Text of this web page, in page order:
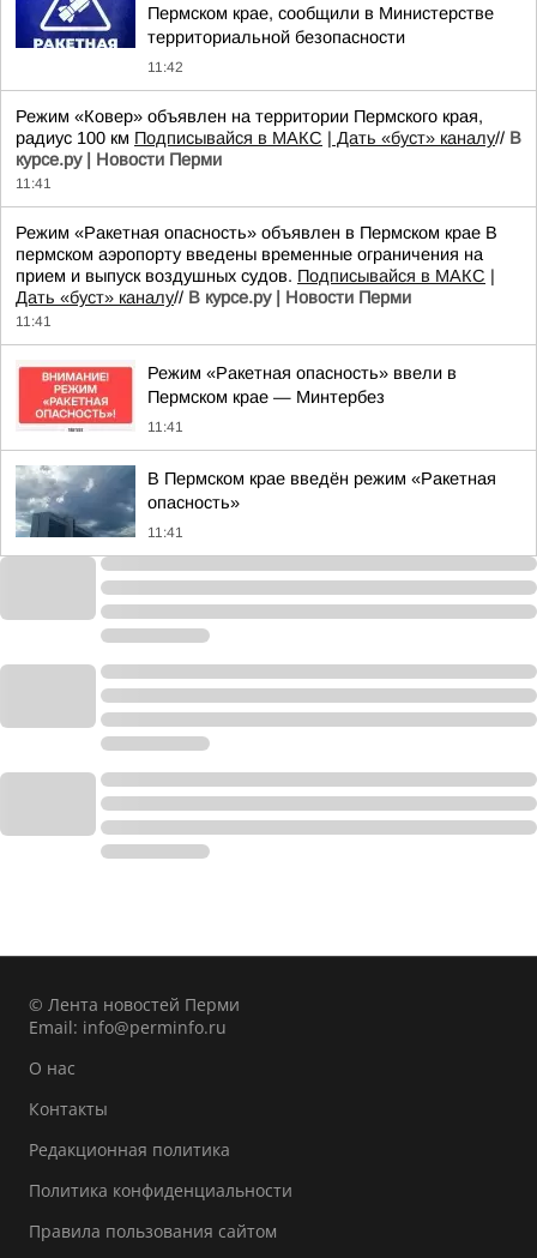
Пермском крае, сообщили в Министерстве
территориальной безопасности
11:42
Режим «Ковер» объявлен на территории Пермского края,
радиус 100 км Подписывайся в МАКС | Дать «буст» каналу// В
курсе.ру | Новости Перми
11:41
Режим «Ракетная опасность» объявлен в Пермском крае В
пермском аэропорту введены временные ограничения на
прием и выпуск воздушных судов. Подписывайся в МАКС |
Дать «буст» каналу// В курсе.ру | Новости Перми
11:41
Режим «Ракетная опасность» ввели в
Пермском крае — Минтербез
11:41
В Пермском крае введён режим «Ракетная
опасность»
11:41
© Лента новостей Перми
Email: info@perminfo.ru
О нас
Контакты
Редакционная политика
Политика конфиденциальности
Правила пользования сайтом